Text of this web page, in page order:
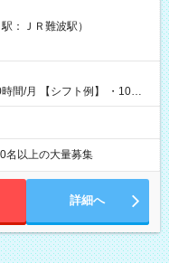
：ＪＲ難波駅）
】 ・10：
名以上の大量募集
詳細へ